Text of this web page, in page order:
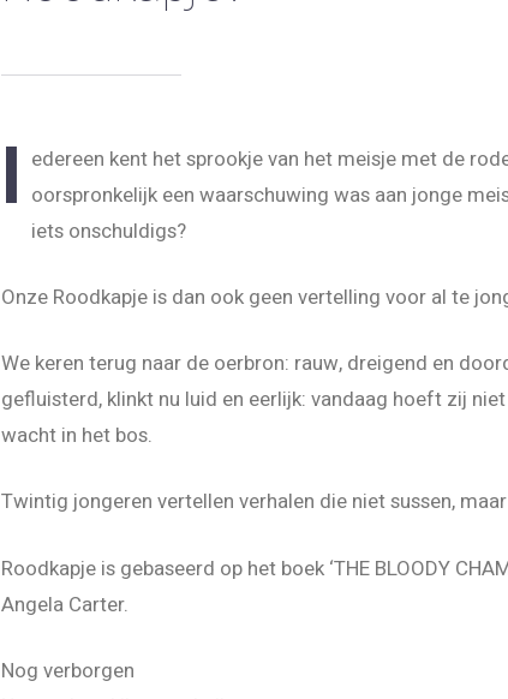
l edereen kent het sprookje van het meisje met de
oorspronkelijk een waarschuwing was aan jonge
iets onschuldigs?
Onze Roodkapje is dan ook geen vertelling voor al te
We keren terug naar de oerbron: rauw, dreigend en
gefluisterd, klinkt nu luid en eerlijk: vandaag hoeft zij
wacht in het bos.
Twintig jongeren vertellen verhalen die niet sussen,
Roodkapje is gebaseerd op het boek ‘THE BLOODY
Angela Carter.
Nog verborgen